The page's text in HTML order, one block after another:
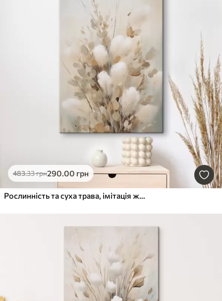
483.33грн290.00 грн
Рослинність та суха трава, імітація живопису